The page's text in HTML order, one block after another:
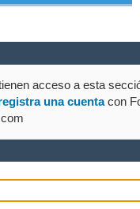
acceso a esta
una cuentacon